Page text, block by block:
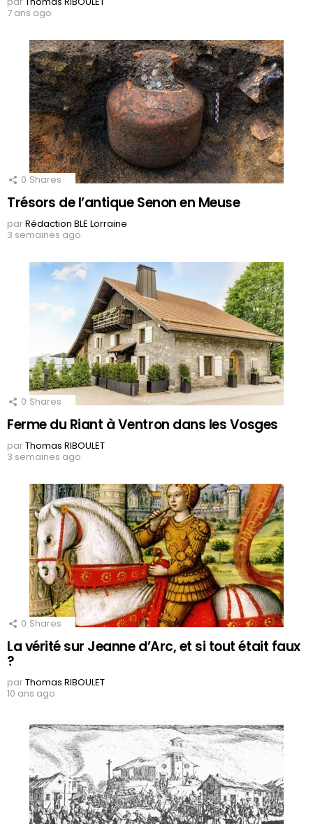
7 ans ago
0 Shares
Trésors de l’antique Senon en Meuse
parRédaction BLE Lorraine
3 semaines ago
0 Shares
Ferme du Riant à Ventron dans les Vosges
parThomas RIBOULET
3 semaines ago
0 Shares
La vérité sur Jeanne d’Arc, et si tout était faux
?
parThomas RIBOULET
10 ans ago